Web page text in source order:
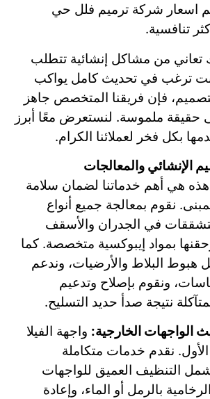
اسعار شركة ترميم فلل حي
تنافسية.
تعاني من مشاكل إنشائية تتطلب
كنت ترغب في تحديث كامل يواكب
فإن فريقنا المتخصص جاهز
حقيقة ملموسة. لنستعرض معًا أبرز
بكل فخر لعملائنا الكرام.
الإنشائي والمعالجات
هذه هي أهم خدماتنا لضمان سلامة
نقوم بمعالجة جميع أنواع
في الجدران والأسقف
بمواد إيبوكسية متخصصة. كما
هبوط البلاط والأرضيات، وندعم
ونقوم بإصلاح وتدعيم
نتيجة صدأ حديد التسليح.
الواجهات الخارجية: واجهة الفيلا
نقدم خدمات متكاملة
التنظيف العميق للواجهات
بالرمل أو الماء، وإعادة